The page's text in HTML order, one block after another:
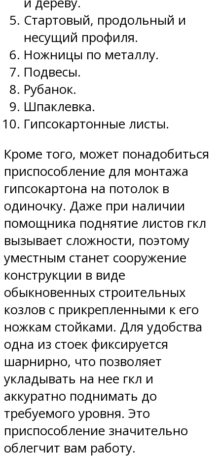
Стартовый, продольный и
несущий профиля.
Ножницы по металлу.
Подвесы.
Рубанок.
Шпаклевка.
Гипсокартонные листы.
Кроме того, может понадобиться
приспособление для монтажа
гипсокартона на потолок в
одиночку. Даже при наличии
помощника поднятие листов гкл
вызывает сложности, поэтому
уместным станет сооружение
конструкции в виде
обыкновенных строительных
козлов с прикрепленными к его
ножкам стойками. Для удобства
одна из стоек фиксируется
шарнирно, что позволяет
укладывать на нее гкл и
аккуратно поднимать до
требуемого уровня. Это
приспособление значительно
облегчит вам работу.